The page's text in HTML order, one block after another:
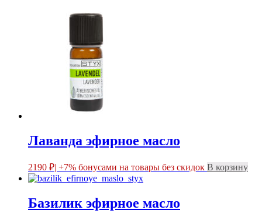
Лаванда эфирное масло
2190 ₽| +7% бонусами на товары без скидок В корзину
Базилик эфирное масло